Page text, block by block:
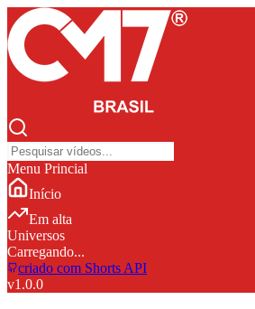
Menu Princial
Início
Em alta
Universos
Carregando...
criado com Shorts API
v1.0.0